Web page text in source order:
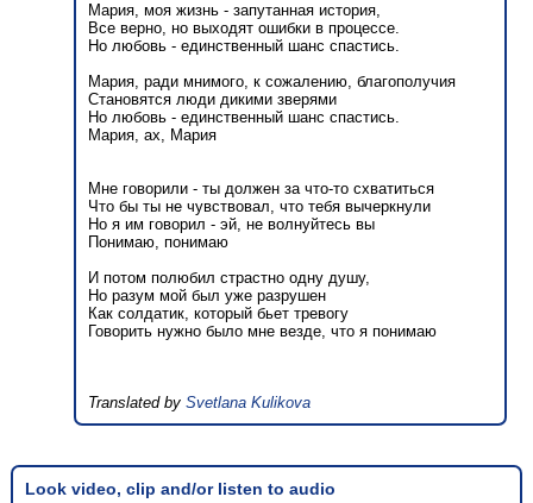
Мария, моя жизнь - запутанная история,
Все верно, но выходят ошибки в процессе.
Но любовь - единственный шанс спастись.
Мария, ради мнимого, к сожалению, благополучия
Становятся люди дикими зверями
Но любовь - единственный шанс спастись.
Мария, ах, Мария
Мне говорили - ты должен за что-то схватиться
Что бы ты не чувствовал, что тебя вычеркнули
Но я им говорил - эй, не волнуйтесь вы
Понимаю, понимаю
И потом полюбил страстно одну душу,
Но разум мой был уже разрушен
Как солдатик, который бьет тревогу
Говорить нужно было мне везде, что я понимаю
Translated bySvetlana Kulikova
Look video, clip and/or listen to audio